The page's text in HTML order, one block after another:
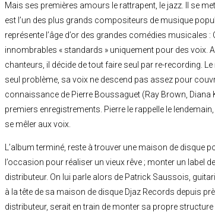
Mais ses premières amours le rattrapent, le jazz. Il se
est l’un des plus grands compositeurs de musique
représente l’âge d’or des grandes comédies musicales
innombrables « standards » uniquement pour des voix.
chanteurs, il décide de tout faire seul par re-recording.
seul problème, sa voix ne descend pas assez pour
connaissance de Pierre Boussaguet (Ray Brown, Diana
premiers enregistrements. Pierre le rappelle le
se mêler aux voix.
L’album terminé, reste à trouver une maison de disque
l’occasion pour réaliser un vieux rêve ; monter un label
distributeur. On lui parle alors de Patrick Saussois,
à la tête de sa maison de disque Djaz Records depuis
distributeur, serait en train de monter sa propre